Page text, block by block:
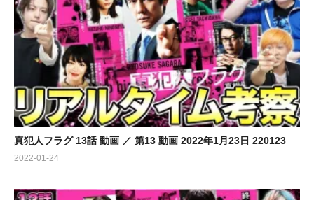
真犯人フラグ 13話 動画 ／ 第13 動画 2022年1月23日 220123
2022-01-24